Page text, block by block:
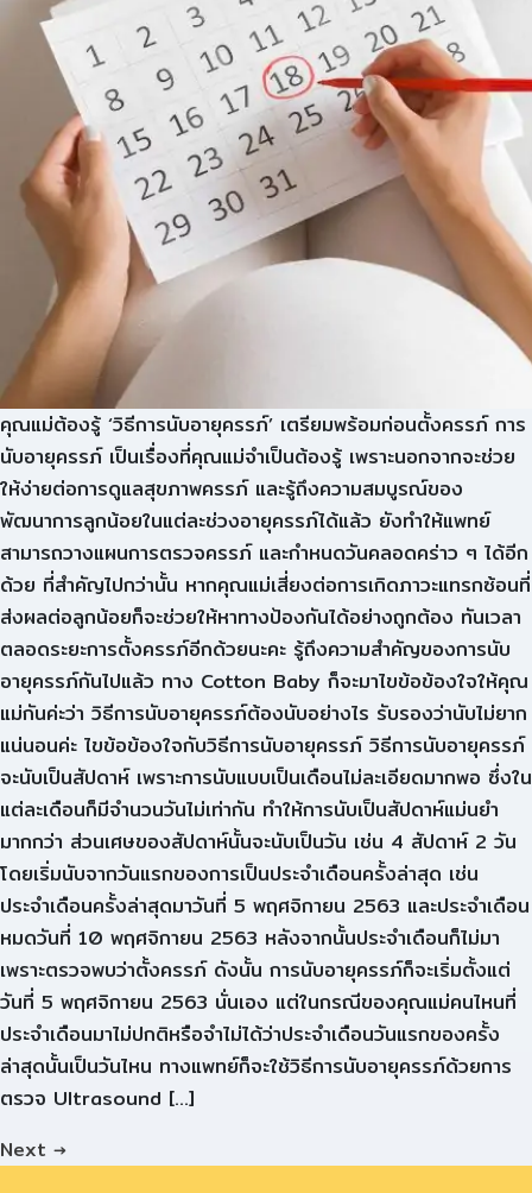
คุณแม่ต้องรู้ ‘วิธีการนับอายุครรภ์’ เตรียมพร้อมก่อนตั้งครรภ์ การ
นับอายุครรภ์ เป็นเรื่องที่คุณแม่จำเป็นต้องรู้ เพราะนอกจากจะช่วย
ให้ง่ายต่อการดูแลสุขภาพครรภ์ และรู้ถึงความสมบูรณ์ของ
พัฒนาการลูกน้อยในแต่ละช่วงอายุครรภ์ได้แล้ว ยังทำให้แพทย์
สามารถวางแผนการตรวจครรภ์ และกำหนดวันคลอดคร่าว ๆ ได้อีก
ด้วย ที่สำคัญไปกว่านั้น หากคุณแม่เสี่ยงต่อการเกิดภาวะแทรกซ้อนที่
ส่งผลต่อลูกน้อยก็จะช่วยให้หาทางป้องกันได้อย่างถูกต้อง ทันเวลา
ตลอดระยะการตั้งครรภ์อีกด้วยนะคะ รู้ถึงความสำคัญของการนับ
อายุครรภ์กันไปแล้ว ทาง Cotton Baby ก็จะมาไขข้อข้องใจให้คุณ
แม่กันค่ะว่า วิธีการนับอายุครรภ์ต้องนับอย่างไร รับรองว่านับไม่ยาก
แน่นอนค่ะ ไขข้อข้องใจกับวิธีการนับอายุครรภ์ วิธีการนับอายุครรภ์
จะนับเป็นสัปดาห์ เพราะการนับแบบเป็นเดือนไม่ละเอียดมากพอ ซึ่งใน
แต่ละเดือนก็มีจำนวนวันไม่เท่ากัน ทำให้การนับเป็นสัปดาห์แม่นยำ
มากกว่า ส่วนเศษของสัปดาห์นั้นจะนับเป็นวัน เช่น 4 สัปดาห์ 2 วัน
โดยเริ่มนับจากวันแรกของการเป็นประจำเดือนครั้งล่าสุด เช่น
ประจำเดือนครั้งล่าสุดมาวันที่ 5 พฤศจิกายน 2563 และประจำเดือน
หมดวันที่ 10 พฤศจิกายน 2563 หลังจากนั้นประจำเดือนก็ไม่มา
เพราะตรวจพบว่าตั้งครรภ์ ดังนั้น การนับอายุครรภ์ก็จะเริ่มตั้งแต่
วันที่ 5 พฤศจิกายน 2563 นั่นเอง แต่ในกรณีของคุณแม่คนไหนที่
ประจำเดือนมาไม่ปกติหรือจำไม่ได้ว่าประจำเดือนวันแรกของครั้ง
ล่าสุดนั้นเป็นวันไหน ทางแพทย์ก็จะใช้วิธีการนับอายุครรภ์ด้วยการ
ตรวจ Ultrasound […]
Next →